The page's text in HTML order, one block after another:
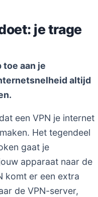
je trage
toe aan je
altijd
een VPN je internet
Het tegendeel
gaat je
apparaat naar de
komt er een extra
de VPN-server,